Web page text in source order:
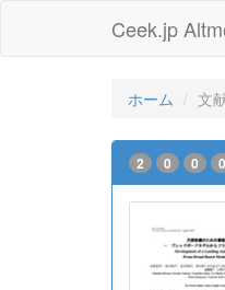
Ceek.jp
ホーム 文
2 0 0 0